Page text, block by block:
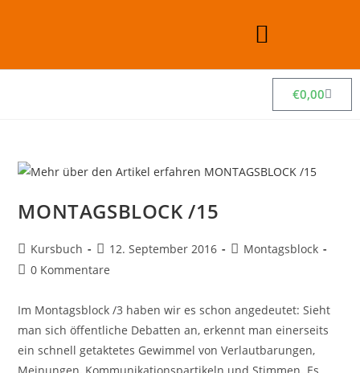
€0,00
MONTAGSBLOCK /15
Kursbuch 12. September 2016
Montagsblock
0 Kommentare
Im Montagsblock /3 haben wir es schon angedeutet: Sieht
man sich öffentliche Debatten an, erkennt man einerseits
ein schnell getaktetes Gewimmel von Verlautbarungen,